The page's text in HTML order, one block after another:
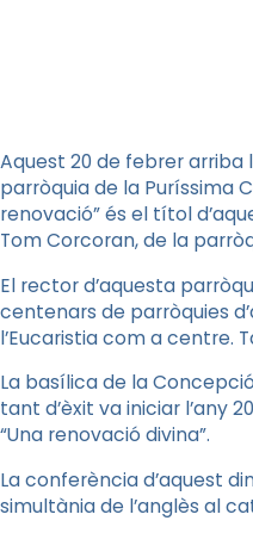
Aquest 20 de febrer
parròquia de la Puríssima
renovació” és el títol
Tom Corcoran, de la
El rector d’aquesta
centenars de parròquies
l’Eucaristia com a centre.
La basílica de la
tant d’èxit va iniciar l’any
“Una renovació divina”.
La conferència d’aquest
simultània de l’anglès al